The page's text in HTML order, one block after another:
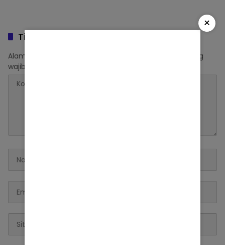
Tinggalkan Balasan
Alamat email Anda tidak akan dipublikasikan.
Ruas yang
wajib ditandai
×